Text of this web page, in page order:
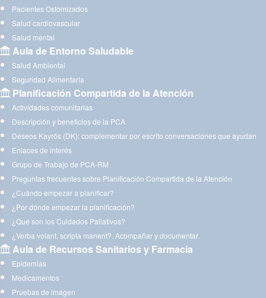
Pacientes Ostomizados
Salud cardiovascular
Salud mental
Aula de Entorno Saludable
Salud Ambiental
Seguridad Alimentaria
Planificación Compartida de la Atención
Actividades comunitarias
Descripción y beneficios de la PCA
Deseos Kayrós (DK): complementar por escrito conversaciones que ayudan
Enlaces de interés
Grupo de Trabajo de PCA-RM
Preguntas frecuentes sobre Planificación Compartida de la Atención
¿Cuándo empezar a planificar?
¿Por dónde empezar la planificación?
¿Qué son los Cuidados Paliativos?
¿Verba volant, scripta manent?. Acompañar y documentar.
Aula de Recursos Sanitarios y Farmacia
Epidemias
Medicamentos
Pruebas de imagen